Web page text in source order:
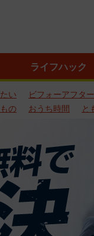
ライフハック
い ビフォーアフター
の おうち時間 と